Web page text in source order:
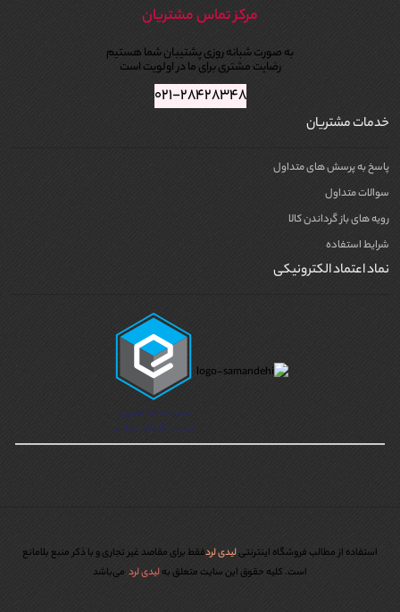
مرکز تماس مشتریان
به صورت شبانه روزی پشتیبان شما هستیم
رضایت مشتری برای ما در اولویت است
۰۲۱-۲۸۴۲۸۳۴۸
خدمات مشتریان
پاسخ به پرسش های متداول
سوالات متداول
رویه های باز گرداندن کالا
شرایط استفاده
نماد اعتماد الکترونیکی
استفاده از مطالب فروشگاه اینترنتیلیدی لردفقط برای مقاصد غیر تجاری و با ذکر منبع بلامانع
است. کليه حقوق اين سايت متعلق بهلیدی لرد می‌باشد